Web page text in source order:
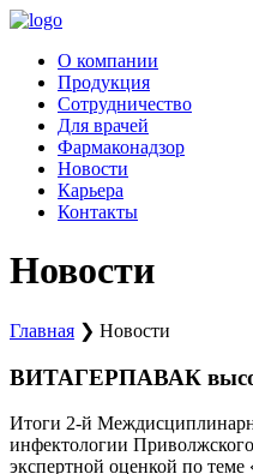
Перейти
содержимому
О компании
Продукция
Сотрудничество
Для врачей
Фармаконадзор
Новости
Карьера
Контакты
Новости
Главная ❯ Новости
ВИТАГЕРПАВАК
Итоги 2-й
инфектологии
экспертной оценкой по